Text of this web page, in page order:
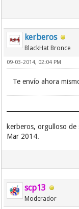
kerberos
BlackHat Bronce
09-03-2014, 02:04 PM
Te envío ahora
kerberos, orgulloso de
Mar 2014.
scp13
Moderador